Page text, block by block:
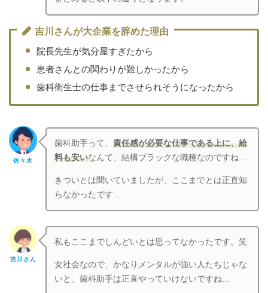
吉川さんが大企業を辞めた理由
院長先生が気分屋すぎたから
患者さんとの関わりが難しかったから
歯科衛生士の仕事までさせられそうになったから
佐々木
歯科助手って、責任感が必要な仕事である上に、給
料も安いなんて、結構ブラックな職種なのですね…
きついとは聞いていましたが、ここまでとは正直知
らなかったです…
吉川さん
私もここまでしんどいとは思ってなかったです。笑
女社会なので、かなりメンタルが強い人たちじゃな
いと、歯科助手は正直やっていけないですね…